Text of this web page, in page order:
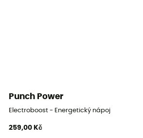
Punch Power
Electroboost - Energetický nápoj
259,00 Kč